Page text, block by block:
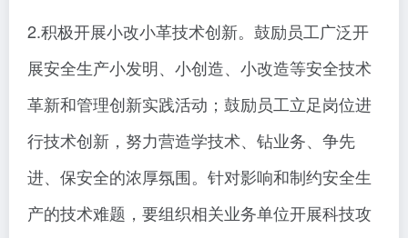
2.积极开展小改小革技术创新。鼓励员工广泛开
展安全生产小发明、小创造、小改造等安全技术
革新和管理创新实践活动；鼓励员工立足岗位进
行技术创新，努力营造学技术、钻业务、争先
进、保安全的浓厚氛围。针对影响和制约安全生
产的技术难题，要组织相关业务单位开展科技攻